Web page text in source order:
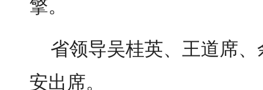
擎。
省领导吴桂英、王道席、
安出席。